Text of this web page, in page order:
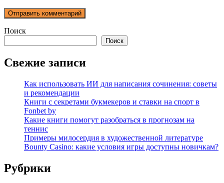
Поиск
Поиск
Свежие записи
Как использовать ИИ для написания сочинения: советы
и рекомендации
Книги с секретами букмекеров и ставки на спорт в
Fonbet by
Какие книги помогут разобраться в прогнозам на
теннис
Примеры милосердия в художественной литературе
Bounty Casino: какие условия игры доступны новичкам?
Рубрики